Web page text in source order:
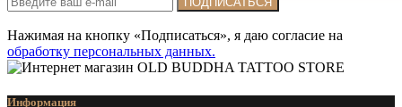
Нажимая на кнопку «Подписаться», я даю cогласие на
обработку персональных данных.
Информация